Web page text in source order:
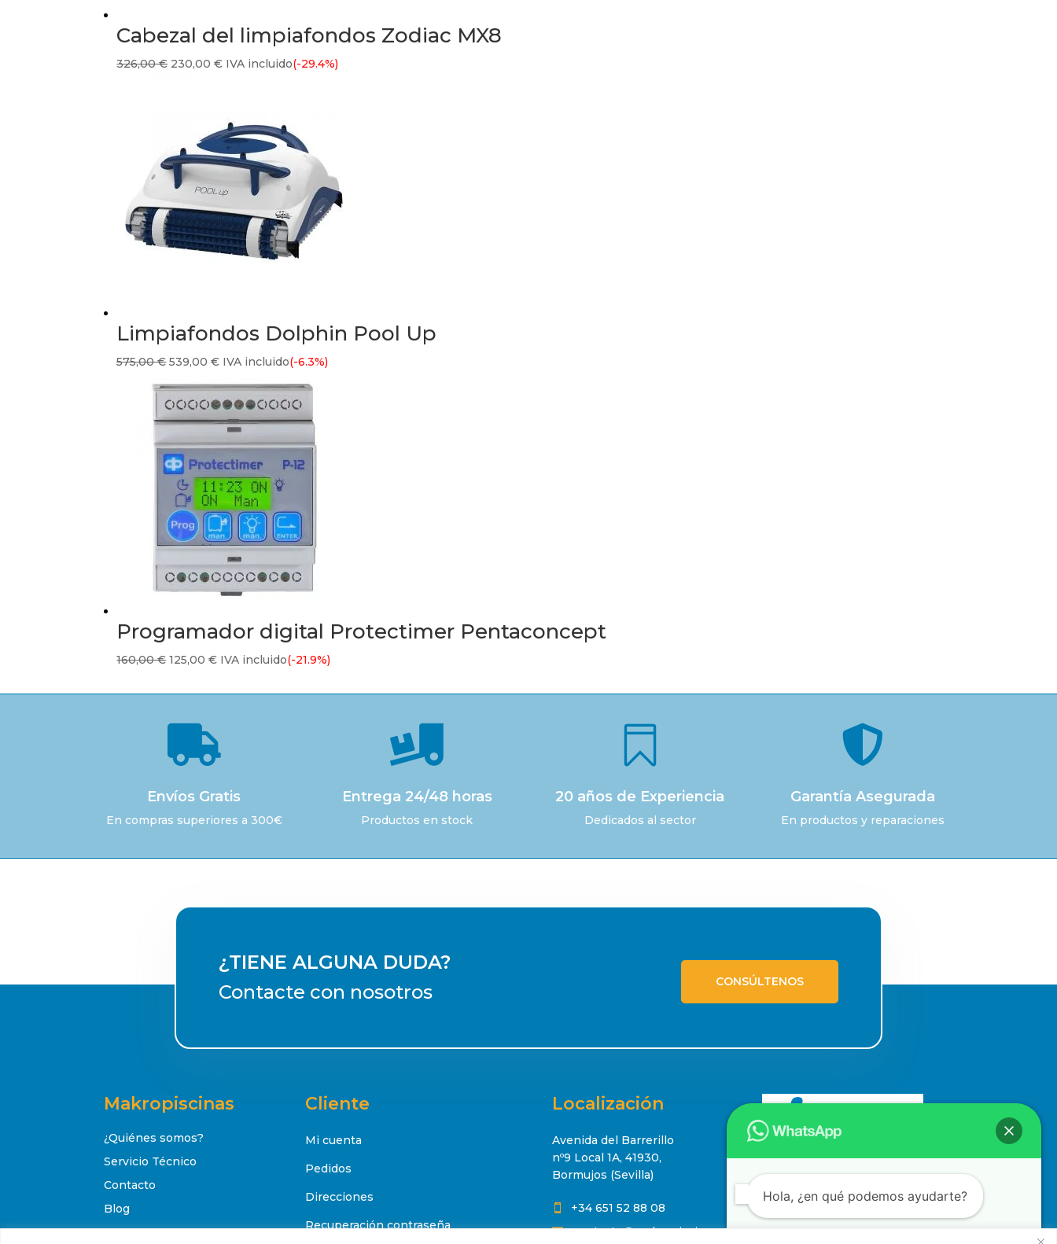
Cabezal del limpiafondos Zodiac MX8
326,00€ El
326,00 €.
230,00€El
es:
230,00 €.
IVA incluido(-29.4%)
Limpiafondos Dolphin Pool Up
575,00€El
precio
original
era:
575,00 €.
539,00€El
precio
actual
es:
539,00 €.
IVA incluido(-6.3%)
Programador digital Protectimer Pentaconcept
160,00€El
era:
160,00 €.
125,00€El
125,00 €.
IVA incluido(-21.9%)

Envíos Gratis
En compras superiores a 300€

Entrega 24/48 horas
Productos en stock

20 años de Experiencia
Dedicados al sector

Garantía Asegurada
En productos y reparaciones
¿TIENE ALGUNA DUDA?
Contacte con nosotros
CONSÚLTENOS
Makropiscinas
¿Quiénes somos?
Servicio Técnico
Contacto
Blog
Cliente
Mi cuenta
Pedidos
Direcciones
Recuperación contraseña
Localización
Avenida del Barrerillo
nº9 Local 1A, 41930,
Bormujos (Sevilla)
 +34 651 52 88 08
 contacto@makropiscinas.com
Hola, ¿en qué podemos ayudarte?